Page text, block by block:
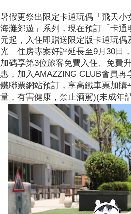
暑假更祭出限定卡通玩偶「飛天
海灘郊遊」系列，現在預訂「卡
元起，入住即贈送限定版卡通玩
光」住房專案好評延長至9月30日
加碼享第3位旅客免費入住、免費
惠，加入AMAZZING CLUB會員
鐵聯票網站預訂，享高鐵車票加
量，有害健康，禁止酒駕)(未成年